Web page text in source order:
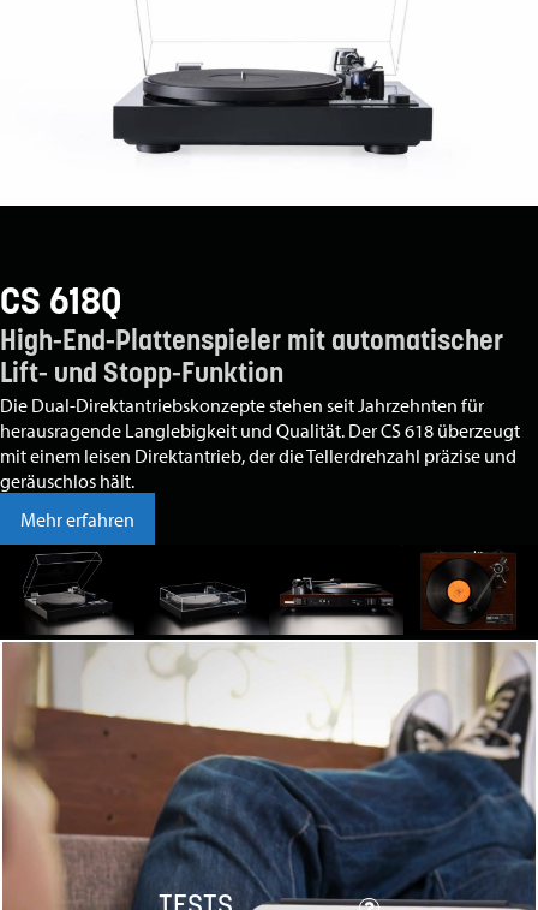
CS 618Q
High-End-Plattenspieler mit automatischer
Lift- und Stopp-Funktion
Die Dual-Direktantriebskonzepte stehen seit Jahrzehnten für
herausragende Langlebigkeit und Qualität. Der CS 618 überzeugt
mit einem leisen Direktantrieb, der die Tellerdrehzahl präzise und
geräuschlos hält.
Mehr erfahren